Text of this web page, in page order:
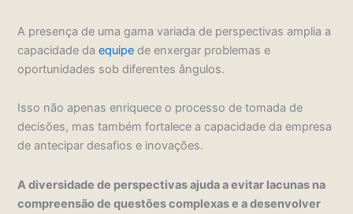
A presença de uma gama variada de perspectivas amplia a
capacidade daequipe de enxergar problemas e
oportunidades sob diferentes ângulos.
Isso não apenas enriquece o processo de tomada de
decisões, mas também fortalece a capacidade da empresa
de antecipar desafios e inovações.
A diversidade de perspectivas ajuda a evitar lacunas na
compreensão de questões complexas e a desenvolver